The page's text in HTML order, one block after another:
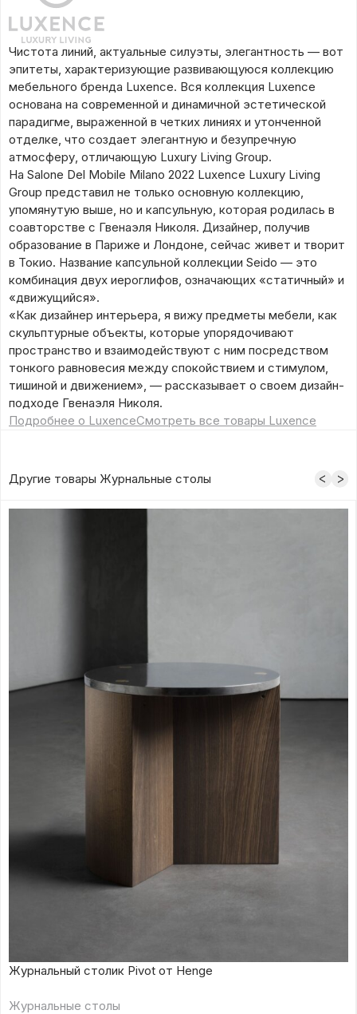
Чистота линий, актуальные силуэты, элегантность — вот
эпитеты, характеризующие развивающуюся коллекцию
мебельного бренда Luxence. Вся коллекция Luxence
основана на современной и динамичной эстетической
парадигме, выраженной в четких линиях и утонченной
отделке, что создает элегантную и безупречную
атмосферу, отличающую Luxury Living Group.
На Salone Del Mobile Milano 2022 Luxence Luxury Living
Group представил не только основную коллекцию,
упомянутую выше, но и капсульную, которая родилась в
соавторстве с Гвенаэля Николя. Дизайнер, получив
образование в Париже и Лондоне, сейчас живет и творит
в Токио. Название капсульной коллекции Seido — это
комбинация двух иероглифов, означающих «статичный» и
«движущийся».
«Как дизайнер интерьера, я вижу предметы мебели, как
скульптурные объекты, которые упорядочивают
пространство и взаимодействуют с ним посредством
тонкого равновесия между спокойствием и стимулом,
тишиной и движением», — рассказывает о своем дизайн-
подходе Гвенаэля Николя.
Подробнее о LuxenceСмотреть все товары Luxence
Другие товары Журнальные столы
Журнальный столик Pivot от Henge
Журнальные столы